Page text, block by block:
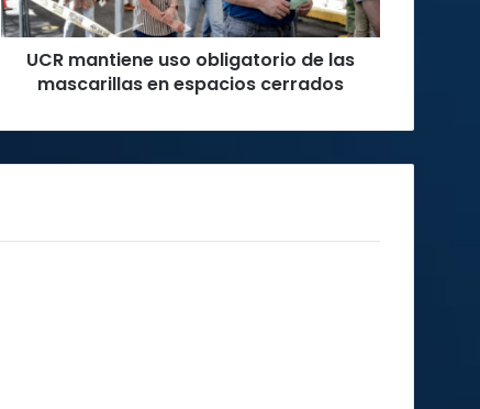
en
espacios
cerrados
UCR mantiene uso obligatorio de las
mascarillas en espacios cerrados